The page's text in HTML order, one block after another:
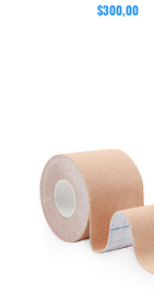
$300,00